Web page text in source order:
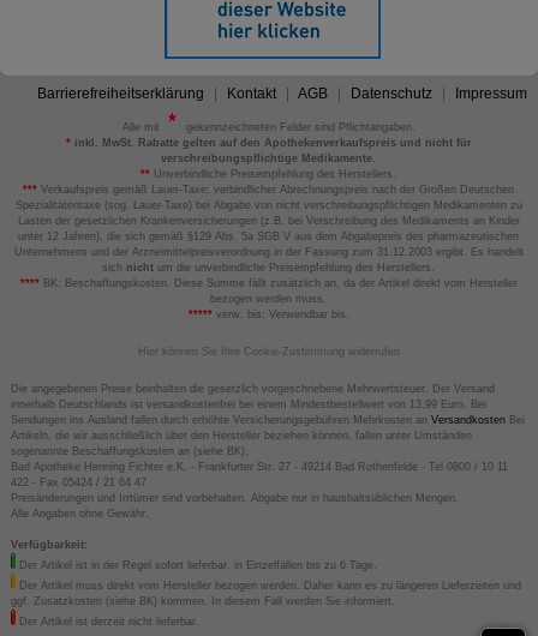
Barrierefreiheitserklärung Kontakt AGB Datenschutz Impressum
Alle mit
gekennzeichneten Felder sind Pflichtangaben.
*inkl. MwSt. Rabatte gelten auf den Apothekenverkaufspreis und nicht für
verschreibungspflichtige Medikamente.
** Unverbindliche Preisempfehlung des Herstellers.
*** Verkaufspreis gemäß Lauer-Taxe; verbindlicher Abrechnungspreis nach der Großen Deutschen
Spezialitätentaxe (sog. Lauer-Taxe) bei Abgabe von nicht verschreibungspflichtigen Medikamenten zu
Lasten der gesetzlichen Krankenversicherungen (z.B. bei Verschreibung des Medikaments an Kinder
unter 12 Jahren), die sich gemäß §129 Abs. 5a SGB V aus dem Abgabepreis des pharmazeutischen
Unternehmens und der Arzneimittelpreisverordnung in der Fassung zum 31.12.2003 ergibt. Es handelt
sich nicht um die unverbindliche Preisempfehlung des Herstellers.
****BK: Beschaffungskosten. Diese Summe fällt zusätzlich an, da der Artikel direkt vom Hersteller
bezogen werden muss.
*****verw. bis: Verwendbar bis.
Hier können Sie Ihre Cookie-Zustimmung widerrufen
Die angegebenen Preise beinhalten die gesetzlich vorgeschriebene Mehrwertsteuer. Der Versand
innerhalb Deutschlands ist versandkostenfrei bei einem Mindestbestellwert von 13,99 Euro. Bei
Sendungen ins Ausland fallen durch erhöhte Versicherungsgebühren Mehrkosten an VersandkostenBei
Artikeln, die wir ausschließlich über den Hersteller beziehen können, fallen unter Umständen
sogenannte Beschaffungskosten an (siehe BK).
Bad Apotheke Henning Fichter e.K. - Frankfurter Str. 27 - 49214 Bad Rothenfelde - Tel 0800 / 10 11
422 - Fax 05424 / 21 64 47
Preisänderungen und Irrtümer sind vorbehalten. Abgabe nur in haushaltsüblichen Mengen.
Alle Angaben ohne Gewähr.
Verfügbarkeit:
Der Artikel ist in der Regel sofort lieferbar, in Einzelfällen bis zu 6 Tage.
Der Artikel muss direkt vom Hersteller bezogen werden. Daher kann es zu längeren Lieferzeiten und
ggf. Zusatzkosten (siehe BK) kommen. In diesem Fall werden Sie informiert.
Der Artikel ist derzeit nicht lieferbar.